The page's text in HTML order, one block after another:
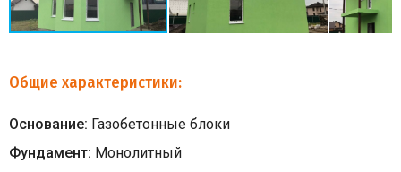
Общие характеристики:
Основание: Газобетонные блоки
Фундамент: Монолитный